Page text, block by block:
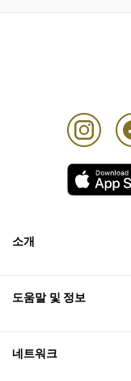
소개
도움말 및 정보
네트워크